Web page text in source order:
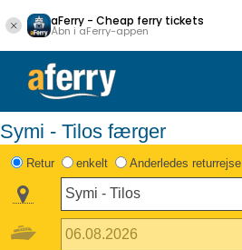
aFerry - Cheap ferry tickets
Åbn i aFerry-appen
Symi - Tilos færger
Retur enkelt Anderledes returrejse